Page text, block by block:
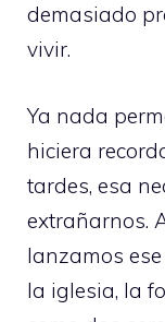
demasiado
vivir.
Ya nada
hiciera
tardes, esa
extrañarnos.
lanzamos
la iglesia, la